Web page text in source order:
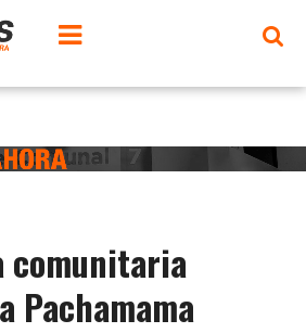
comunitaria
Pachamama